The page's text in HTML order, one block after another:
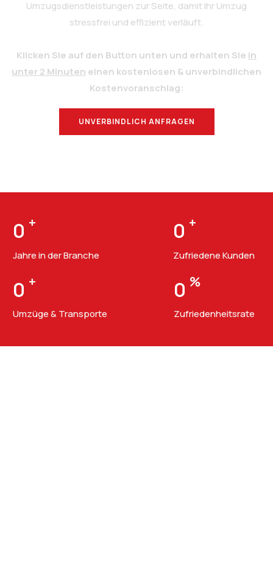
Umzugsdienstleistungen zur Seite, damit Ihr Umzug
stressfrei und effizient verläuft.
Klicken Sie auf den Button unten und erhalten Sie in
unter 2 Minuten einen kostenlosen & unverbindlichen
Kostenvoranschlag:
UNVERBINDLICH ANFRAGEN
0 +
Jahre in der Branche
0 +
Zufriedene Kunden
0 +
Umzüge & Transporte
0 %
Zufriedenheitsrate